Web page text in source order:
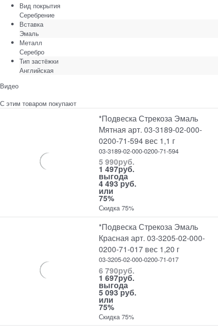
Вид покрытия
Серебрение
Вставка
Эмаль
Металл
Серебро
Тип застёжки
Английская
Видео
С этим товаром покупают
*Подвеска Стрекоза Эмаль
Мятная арт. 03-3189-02-000-
0200-71-594 вес 1,1 г
03-3189-02-000-0200-71-594
5 990руб.
1 497руб.
выгода
4 493 руб.
или
75%
Скидка 75%
*Подвеска Стрекоза Эмаль
Красная арт. 03-3205-02-000-
0200-71-017 вес 1,20 г
03-3205-02-000-0200-71-017
6 790руб.
1 697руб.
выгода
5 093 руб.
или
75%
Скидка 75%